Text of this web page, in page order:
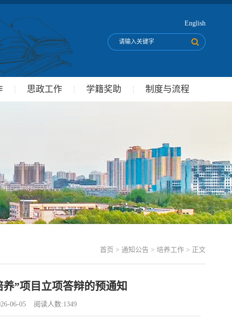
English
思政工作 学籍奖助 制度与流程
首页 > 通知公告 > 培养工作 > 正文
”项目立项答辩的预通知
06-05 阅读人数:1349